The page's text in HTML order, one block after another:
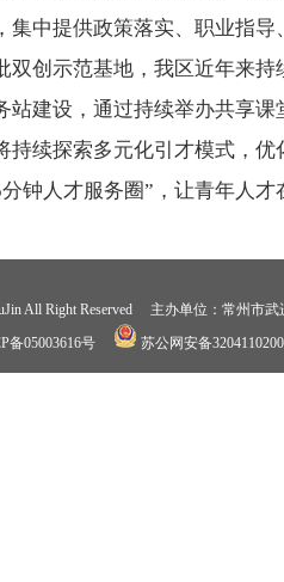
集中提供政策落实、职业指
双创示范基地，我区近年来
站建设，通过持续举办共享
持续探索多元化引才模式，
钟人才服务圈”，让青年人
All Right Reserved 主办单位：常州
备05003616号
苏公网安备